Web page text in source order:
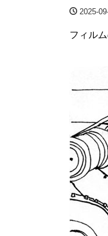
2025-
フィル